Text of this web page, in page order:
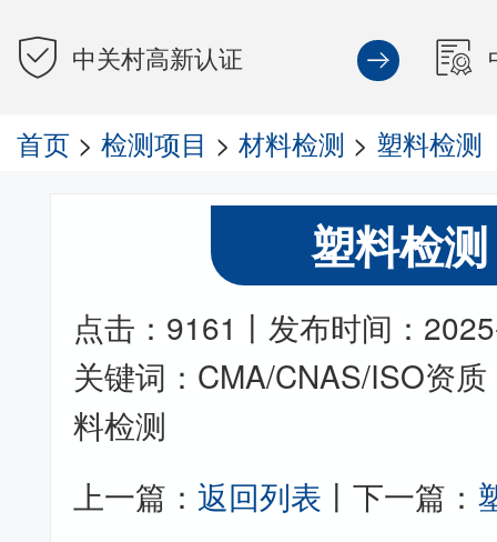
中关村高新认证
首页 > 检测项目 > 材料检测 > 塑料检测
塑料检测
点击：9161丨发布时间：
关键词：CMA/CNAS/ISO资
料检测
上一篇： 返回列表 丨下一篇：